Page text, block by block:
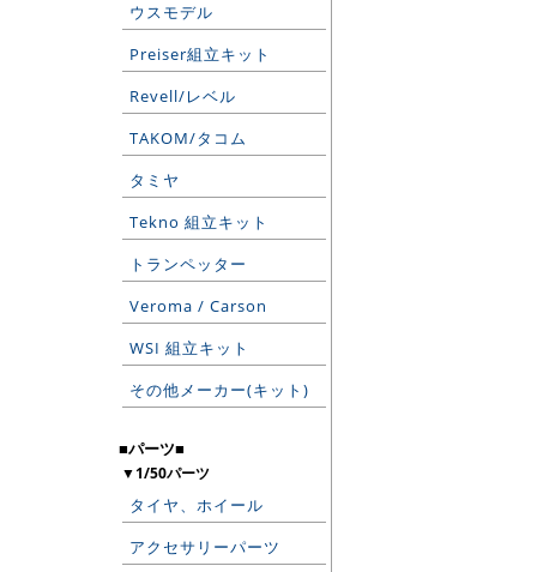
ウスモデル
Preiser組立キット
Revell/レベル
TAKOM/タコム
タミヤ
Tekno 組立キット
トランペッター
Veroma / Carson
WSI 組立キット
その他メーカー(キット)
■パーツ■
▼1/50パーツ
タイヤ、ホイール
アクセサリーパーツ